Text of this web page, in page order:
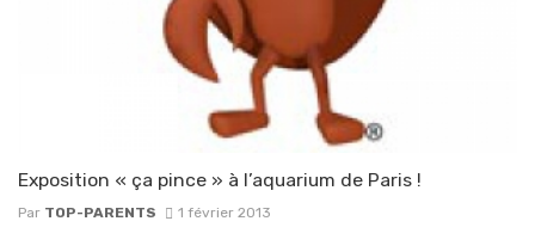
Exposition « ça pince » à l’aquarium de Paris !
Par TOP-PARENTS 1 février 2013